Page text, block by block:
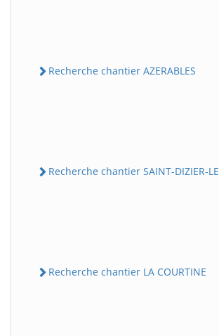
Recherche chantier AZERABLES
Recherche chantier SAINT-DIZIER-
Recherche chantier LA COURTINE